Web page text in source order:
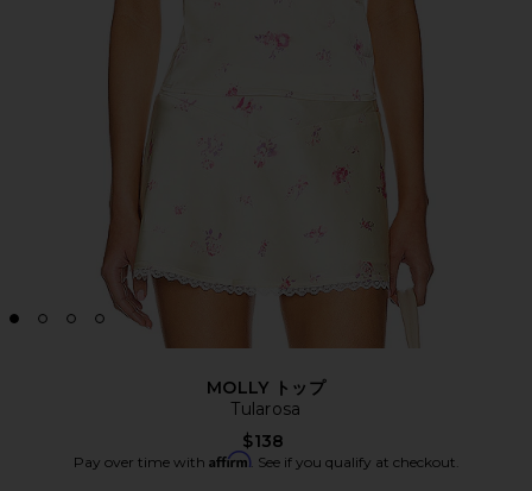
MOLLY トップ
Tularosa
$138
Pay over time with Affirm. See if you qualify at checkout.